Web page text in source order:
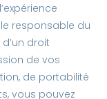
responsable du
droit
de vos
de portabilité
vous pouvez